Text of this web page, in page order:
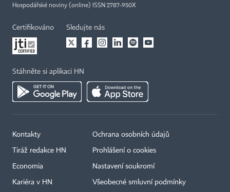
Hospodářské noviny (online) ISSN 2787-950X
Certifikováno Sledujte nás
Stáhněte si aplikaci HN
Kontakty
Tiráž redakce HN
Economia
Kariéra v HN
Ochrana osobních údajů
Prohlášení o cookies
Nastavení soukromí
Všeobecné smluvní podmínky